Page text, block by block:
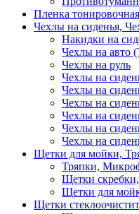
Пленка
Чехлы на сиденья,
Накидки на
Чехлы на авто
Чехлы на руль
Чехлы на
Чехлы на
Чехлы на
Чехлы на
Чехлы на
Чехлы на
Щетки для мойки,
Тряпки,
Щетки
Щетки для
Щетки